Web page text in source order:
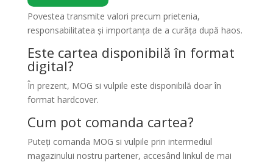
Povestea transmite valori precum prietenia,
responsabilitatea și importanța de a curăța după haos.
Este cartea disponibilă în format
digital?
În prezent, MOG si vulpile este disponibilă doar în
format hardcover.
Cum pot comanda cartea?
Puteți comanda MOG si vulpile prin intermediul
magazinului nostru partener, accesând linkul de mai